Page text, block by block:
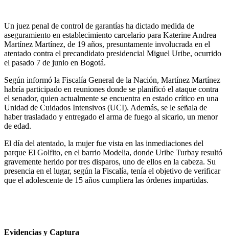
Un juez penal de control de garantías ha dictado medida de
aseguramiento en establecimiento carcelario para Katerine Andrea
Martínez Martínez, de 19 años, presuntamente involucrada en el
atentado contra el precandidato presidencial Miguel Uribe, ocurrido
el pasado 7 de junio en Bogotá.
Según informó la Fiscalía General de la Nación, Martínez Martínez
habría participado en reuniones donde se planificó el ataque contra
el senador, quien actualmente se encuentra en estado crítico en una
Unidad de Cuidados Intensivos (UCI). Además, se le señala de
haber trasladado y entregado el arma de fuego al sicario, un menor
de edad.
El día del atentado, la mujer fue vista en las inmediaciones del
parque El Golfito, en el barrio Modelia, donde Uribe Turbay resultó
gravemente herido por tres disparos, uno de ellos en la cabeza. Su
presencia en el lugar, según la Fiscalía, tenía el objetivo de verificar
que el adolescente de 15 años cumpliera las órdenes impartidas.
Evidencias y Captura